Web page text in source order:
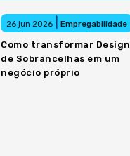
26 jun 2026 Empregabilidade
Como transformar Design
de Sobrancelhas em um
negócio próprio